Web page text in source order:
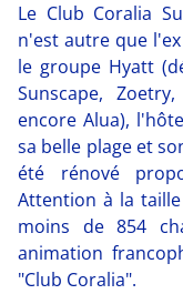
Le Club Coralia
n'est autre que l'ex
le groupe Hyatt
Sunscape,
encore Alua),
sa belle plage et
été rénové
Attention à la
moins de 854
animation
"Club Coralia".